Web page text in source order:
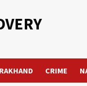
CRIME